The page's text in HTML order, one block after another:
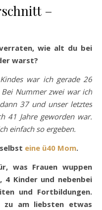
–
wie alt du bei
warst?
war ich gerade 26
Nummer zwei war ich
37 und unser letztes
41 Jahre geworden war.
einfach so ergeben.
eine ü40 Mom.
was Frauen wuppen
4 Kinder und nebenbei
und Fortbildungen.
zu am liebsten etwas